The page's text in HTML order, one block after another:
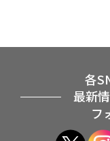
各
最新
フ